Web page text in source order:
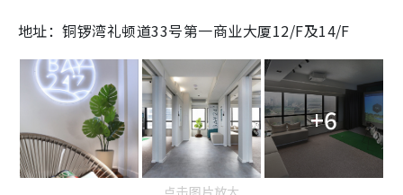
地址：铜锣湾礼顿道33号第一商业大厦12/F及14/F
+6